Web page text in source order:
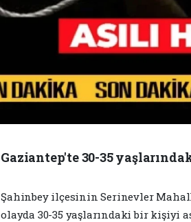
Gaziantep'te 30-35
Şahinbey ilçesinin Serinevler
olayda 30-35 yaşlarındaki bir kişiyi